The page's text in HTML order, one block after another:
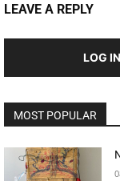
LEAVE A REPLY
LOG
MOST POPULAR